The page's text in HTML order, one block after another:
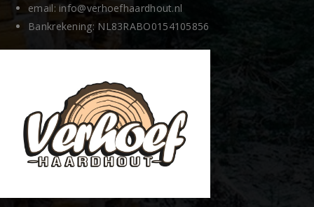
email: info@verhoefhaardhout.nl
Bankrekening: NL83RABO0154105856